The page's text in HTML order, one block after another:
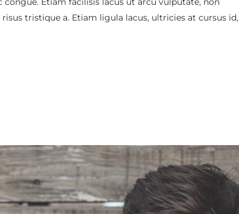
tristique a. Etiam ligula lacus, ultricies at cursus id,